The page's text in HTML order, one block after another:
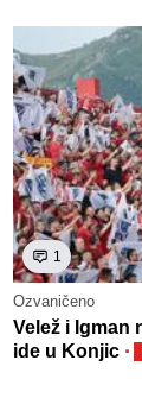
1
Ozvaničeno
Velež i Igman
ide u Konjic ·